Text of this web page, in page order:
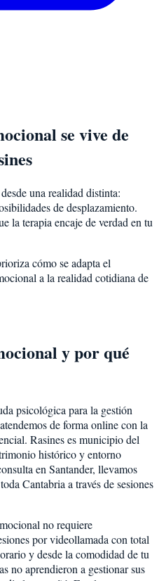
se vive de
una realidad distinta:
de desplazamiento.
la terapia encaje de verdad en tu
cómo se adapta el
a la realidad cotidiana de
y por qué
psicológica para la gestión
de forma online con la
Rasines es municipio del
histórico y entorno
en Santander, llevamos
Cantabria a través de sesiones
no requiere
por videollamada con total
y desde la comodidad de tu
no aprendieron a gestionar sus